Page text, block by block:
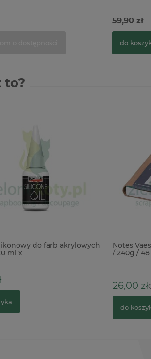
59,90 zł
do
to?
do farb akrylowych
ml x
Notes
/ 240g /
26,00 zł
do